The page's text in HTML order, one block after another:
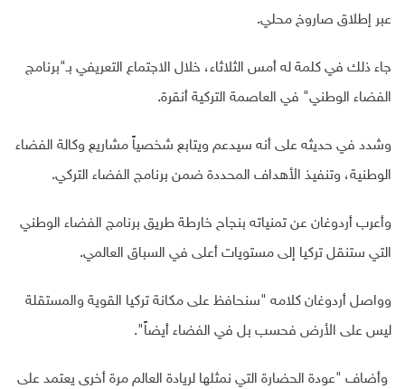
عبر إطلاق صاروخ محلي.
جاء ذلك في كلمة له أمس الثلاثاء، خلال الاجتماع التعريفي بـ"برنامج
الفضاء الوطني" في العاصمة التركية أنقرة.
وشدد في حديثه على أنه سيدعم ويتابع شخصياً مشاريع وكالة الفضاء
الوطنية، وتنفيذ الأهداف المحددة ضمن برنامج الفضاء التركي.
وأعرب أردوغان عن تمنياته بنجاح خارطة طريق برنامج الفضاء الوطني
التي ستنقل تركيا إلى مستويات أعلى في السباق العالمي.
وواصل أردوغان كلامه "سنحافظ على مكانة تركيا القوية والمستقلة
ليس على الأرض فحسب بل في الفضاء أيضاً".
وأضاف "عودة الحضارة التي نمثلها لريادة العالم مرة أخرى يعتمد على